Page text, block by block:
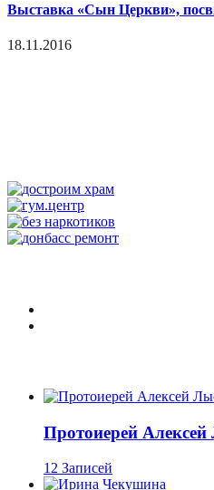
Выставка «Сын Церкви»,
18.11.2016
Протоиерей
12 Записей